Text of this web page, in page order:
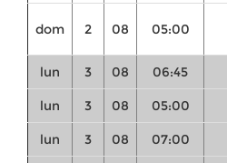
dom 2 08 05:00
lun 3 08 06:45
lun 3 08 05:00
lun 3 08 07:00